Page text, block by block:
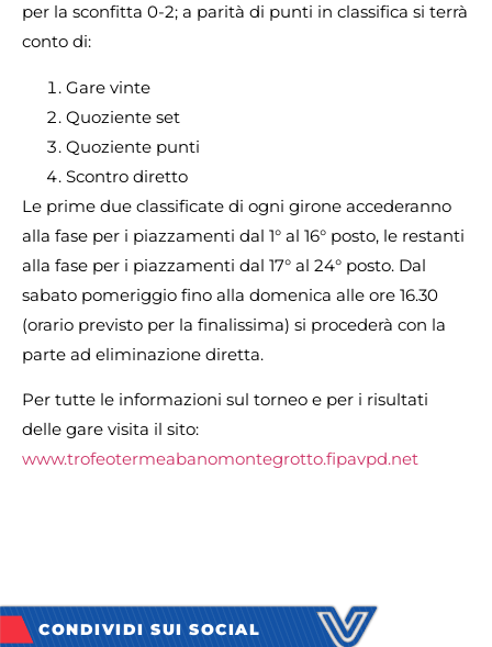
per la sconfitta 0-2; a parità di punti in classifica si terrà
conto di:
Gare vinte
Quoziente set
Quoziente punti
Scontro diretto
Le prime due classificate di ogni girone accederanno
alla fase per i piazzamenti dal 1° al 16° posto, le restanti
alla fase per i piazzamenti dal 17° al 24° posto. Dal
sabato pomeriggio fino alla domenica alle ore 16.30
(orario previsto per la finalissima) si procederà con la
parte ad eliminazione diretta.
Per tutte le informazioni sul torneo e per i risultati
delle gare visita il sito:
www.trofeotermeabanomontegrotto.fipavpd.net
CONDIVIDI SUI SOCIAL